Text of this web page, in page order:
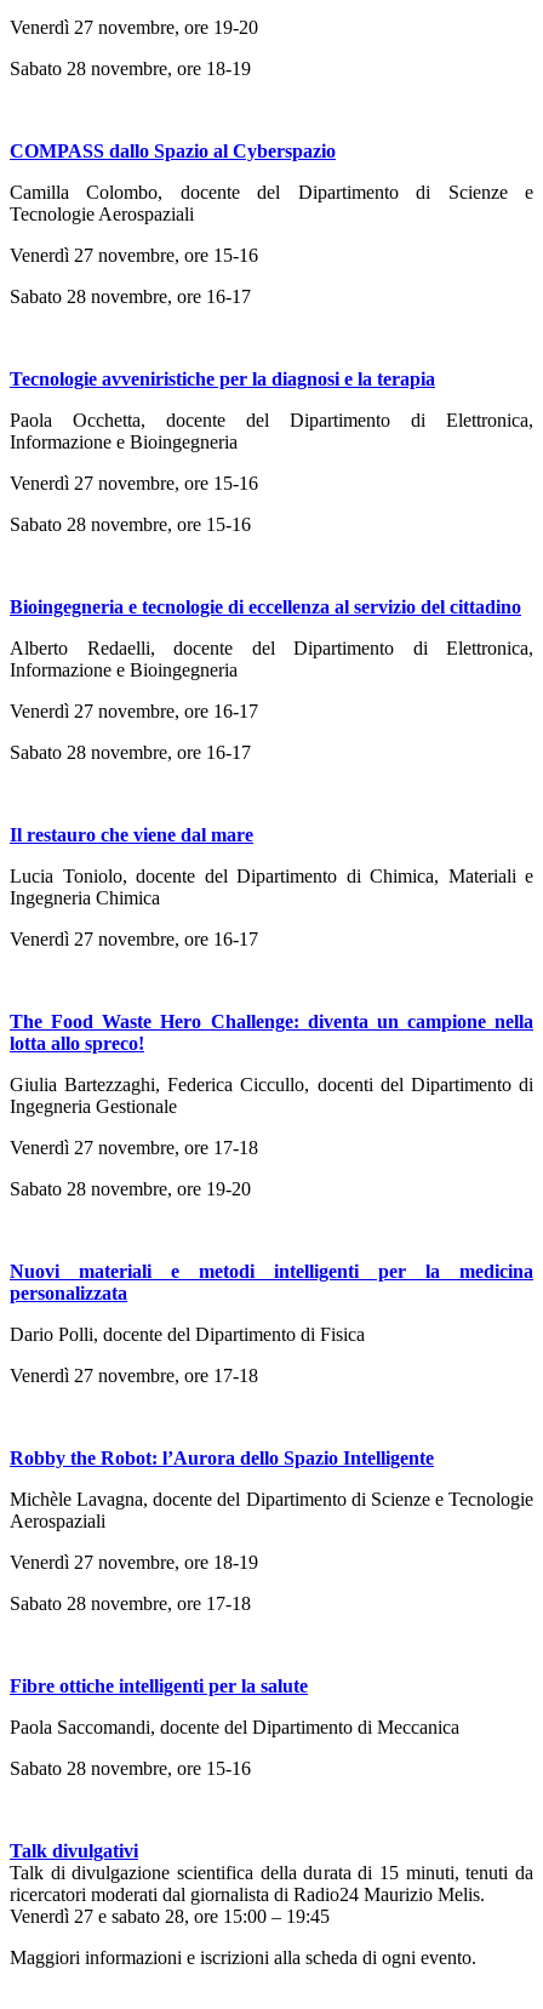
Venerdì 27 novembre, ore 19-20
Sabato 28 novembre, ore 18-19
COMPASS dallo Spazio al Cyberspazio
Camilla Colombo, docente del Dipartimento di Scienze e
Tecnologie Aerospaziali
Venerdì 27 novembre, ore 15-16
Sabato 28 novembre, ore 16-17
Tecnologie avveniristiche per la diagnosi e la terapia
Paola Occhetta, docente del Dipartimento di Elettronica,
Informazione e Bioingegneria
Venerdì 27 novembre, ore 15-16
Sabato 28 novembre, ore 15-16
Bioingegneria e tecnologie di eccellenza al servizio del cittadino
Alberto Redaelli, docente del Dipartimento di Elettronica,
Informazione e Bioingegneria
Venerdì 27 novembre, ore 16-17
Sabato 28 novembre, ore 16-17
Il restauro che viene dal mare
Lucia Toniolo, docente del Dipartimento di Chimica, Materiali e
Ingegneria Chimica
Venerdì 27 novembre, ore 16-17
The Food Waste Hero Challenge: diventa un campione nella
lotta allo spreco!
Giulia Bartezzaghi, Federica Ciccullo, docenti del Dipartimento di
Ingegneria Gestionale
Venerdì 27 novembre, ore 17-18
Sabato 28 novembre, ore 19-20
Nuovi materiali e metodi intelligenti per la medicina
personalizzata
Dario Polli, docente del Dipartimento di Fisica
Venerdì 27 novembre, ore 17-18
Robby the Robot: l’Aurora dello Spazio Intelligente
Michèle Lavagna, docente del Dipartimento di Scienze e Tecnologie
Aerospaziali
Venerdì 27 novembre, ore 18-19
Sabato 28 novembre, ore 17-18
Fibre ottiche intelligenti per la salute
Paola Saccomandi, docente del Dipartimento di Meccanica
Sabato 28 novembre, ore 15-16
Talk divulgativi
Talk di divulgazione scientifica della durata di 15 minuti, tenuti da
ricercatori moderati dal giornalista di Radio24 Maurizio Melis.
Venerdì 27 e sabato 28, ore 15:00 – 19:45
Maggiori informazioni e iscrizioni alla scheda di ogni evento.